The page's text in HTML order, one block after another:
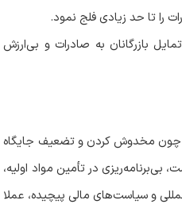
را تا حد زیادی فلج نمود.
بازرگانان به صادرات و بی‌ارزش
چون مخدوش کردن و تضعیف جایگاه
در تأمین مواد اولیه،
و سیاست‌های مالی پیچیده، عملا